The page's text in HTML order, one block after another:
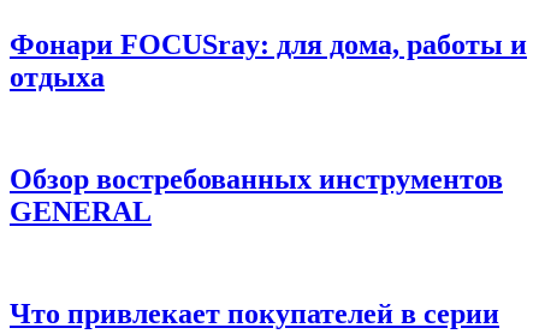
Фонари FOCUSray: для дома, работы и
отдыха
Обзор востребованных инструментов
GENERAL
Что привлекает покупателей в серии